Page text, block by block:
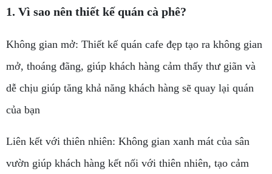
1. Vì sao nên thiết kế quán cà phê?
Không gian mở: Thiết kế quán cafe đẹp tạo ra không gian
mở, thoáng đãng, giúp khách hàng cảm thấy thư giãn và
dễ chịu giúp tăng khả năng khách hàng sẽ quay lại quán
của bạn
Liên kết với thiên nhiên: Không gian xanh mát của sân
vườn giúp khách hàng kết nối với thiên nhiên, tạo cảm